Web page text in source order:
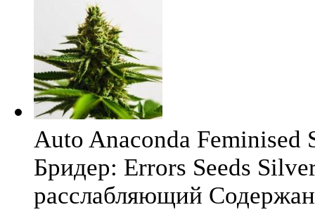
Auto Anaconda Feminised
Бридер: Errors Seeds
расслабляющий